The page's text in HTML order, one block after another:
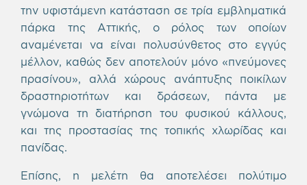
την υφιστάμενη κατάσταση σε τρία εμβληματικά
πάρκα της Αττικής, ο ρόλος των οποίων
αναμένεται να είναι πολυσύνθετος στο εγγύς
μέλλον, καθώς δεν αποτελούν μόνο «πνεύμονες
πρασίνου», αλλά χώρους ανάπτυξης ποικίλων
δραστηριοτήτων και δράσεων, πάντα με
γνώμονα τη διατήρηση του φυσικού κάλλους,
και της προστασίας της τοπικής χλωρίδας και
πανίδας.
Επίσης, η μελέτη θα αποτελέσει πολύτιμο